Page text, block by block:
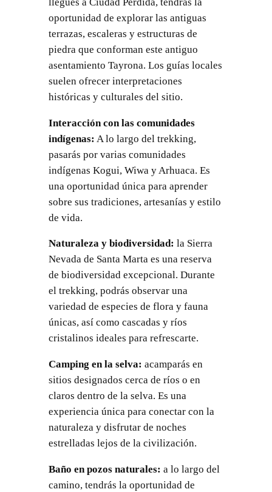
oportunidad de explorar las antiguas
terrazas, escaleras y estructuras de
piedra que conforman este antiguo
asentamiento Tayrona. Los guías locales
suelen ofrecer interpretaciones
históricas y culturales del sitio.
Interacción con las comunidades
indígenas: A lo largo del trekking,
pasarás por varias comunidades
indígenas Kogui, Wiwa y Arhuaca. Es
una oportunidad única para aprender
sobre sus tradiciones, artesanías y estilo
de vida.
Naturaleza y biodiversidad: la Sierra
Nevada de Santa Marta es una reserva
de biodiversidad excepcional. Durante
el trekking, podrás observar una
variedad de especies de flora y fauna
únicas, así como cascadas y ríos
cristalinos ideales para refrescarte.
Camping en la selva: acamparás en
sitios designados cerca de ríos o en
claros dentro de la selva. Es una
experiencia única para conectar con la
naturaleza y disfrutar de noches
estrelladas lejos de la civilización.
Baño en pozos naturales: a lo largo del
camino, tendrás la oportunidad de